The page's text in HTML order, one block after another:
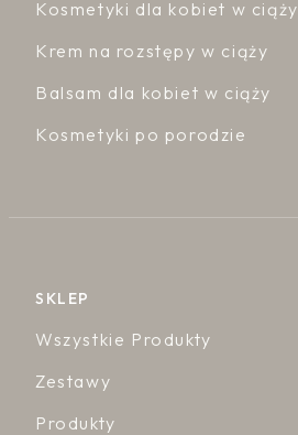
Kosmetyki dla kobiet w ciąży
Krem na rozstępy w ciąży
Balsam dla kobiet w ciąży
Kosmetyki po porodzie
SKLEP
Wszystkie Produkty
Zestawy
Produkty